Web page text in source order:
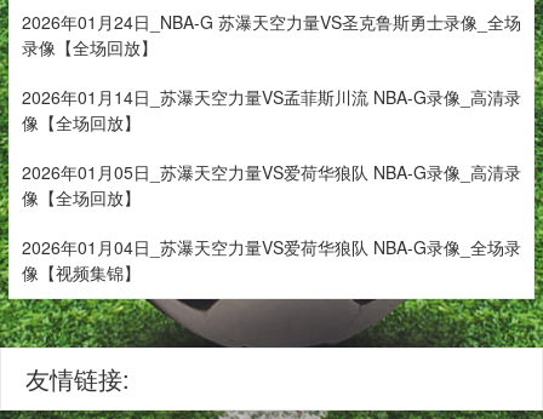
2026年01月24日_NBA-G 苏瀑天空力量VS圣克鲁斯勇士录像_全场
录像【全场回放】
2026年01月14日_苏瀑天空力量VS孟菲斯川流 NBA-G录像_高清录
像【全场回放】
2026年01月05日_苏瀑天空力量VS爱荷华狼队 NBA-G录像_高清录
像【全场回放】
2026年01月04日_苏瀑天空力量VS爱荷华狼队 NBA-G录像_全场录
像【视频集锦】
友情链接: